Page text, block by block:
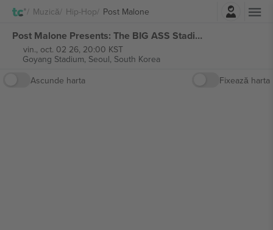
Muzică Hip-Hop Post MaloneAutentificare
Post Malone Presents: The BIG ASS Stadium bilete
vin., oct. 02 26, 20:00 KST
Goyang Stadium, Seoul, South Korea
Ascunde harta
Fixează harta